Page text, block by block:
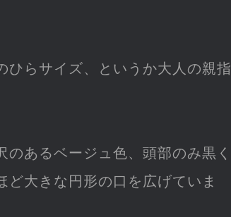
ひらサイズ、というか大人の親指
あるベージュ色、頭部のみ黒く
ど大きな円形の口を広げていま